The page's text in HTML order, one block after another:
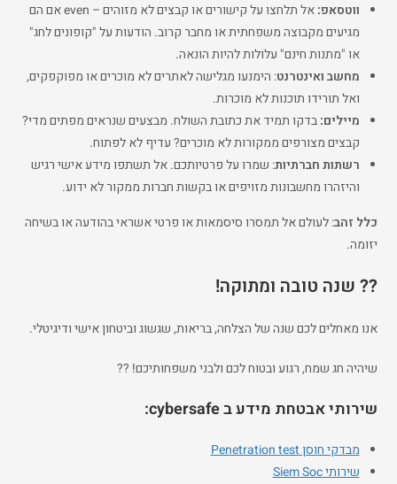
ווטסאפ:
אל תלחצו על קישורים או קבצים לא מזוהים – even אם הם
מגיעים מקבוצה משפחתית או מחבר קרוב. הודעות על "קופונים לחג"
או "מתנות חינם" עלולות להיות הונאה.
מחשב ואינטרנט: הימנעו מגלישה לאתרים לא מוכרים או מפוקפקים,
ואל תורידו תוכנות לא מוכרות.
מיילים:בדקו תמיד את כתובת השולח. מבצעים שנראים מפתים מדי?
קבצים מצורפים ממקורות לא מוכרים? עדיף לא לפתוח.
רשתות חברתיות: שמרו על פרטיותכם. אל תשתפו מידע אישי רגיש
והיזהרו מחשבונות מזויפים או בקשות חברות ממקור לא ידוע.
כלל זהב: לעולם אל תמסרו סיסמאות או פרטי אשראי בהודעה או בשיחה
יזומה.
?? שנה טובה ומתוקה!
אנו מאחלים לכם שנה של הצלחה, בריאות, שגשוג וביטחון אישי ודיגיטלי.
שיהיה חג שמח, רגוע ובטוח לכם ולבני משפחותיכם! ??️
שירותי אבטחת מידע ב cybersafe:
מבדקי חוסן Penetration test
שירותי Siem Soc